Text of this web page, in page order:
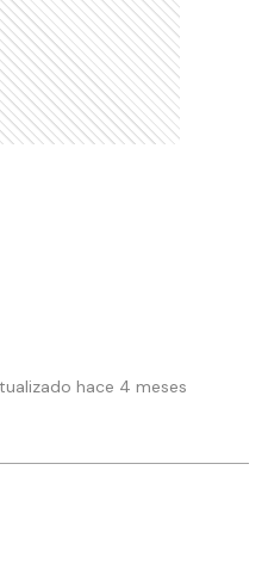
hace 4 meses